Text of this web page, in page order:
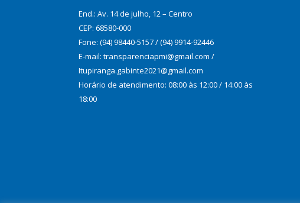
End.: Av. 14 de julho, 12 – Centro
CEP: 68580-000
Fone: (94) 98440-5157 / (94) 9914-92446
E-mail: transparenciapmi@gmail.com /
Itupiranga.gabinte2021@gmail.com
Horário de atendimento: 08:00 às 12:00 / 14:00 às
18:00